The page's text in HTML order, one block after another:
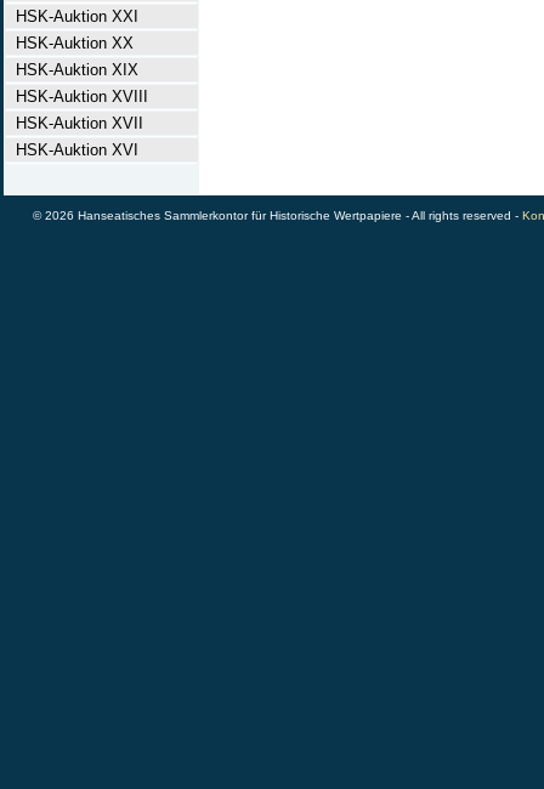
HSK-Auktion XXI
HSK-Auktion XX
HSK-Auktion XIX
HSK-Auktion XVIII
HSK-Auktion XVII
HSK-Auktion XVI
© 2026 Hanseatisches Sammlerkontor für Historische Wertpapiere - All rights reserved -